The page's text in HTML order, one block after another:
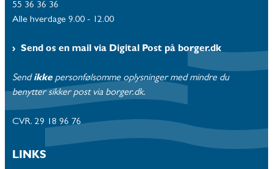
55 36 36 36
Alle hverdage 9.00 - 12.00
Send os en mail via Digital Post på borger.dk
Send ikke personfølsomme oplysninger med mindre du
benytter sikker post via borger.dk.
CVR. 29 18 96 76
LINKS